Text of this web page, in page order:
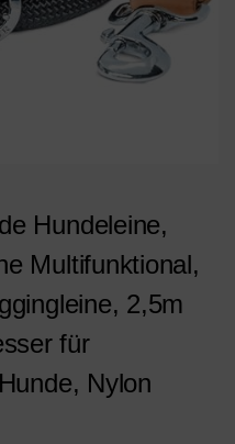
Hundeleine,
Multifunktional,
2,5m
für
Nylon